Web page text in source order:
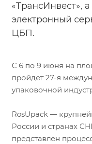
«ТрансИнвест»,
электронный
ЦБП.
С 6 по 9 июня на
пройдет 27-я
упаковочной
RosUpack —
России и странах
представлен